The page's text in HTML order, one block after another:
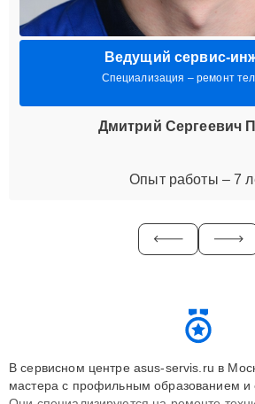
Ведущий сервис-
Специализация – ремонт
Дмитрий Сергеевич
Опыт работы – 7
В сервисном центре asus-servis.ru в
мастера с профильным образованием и